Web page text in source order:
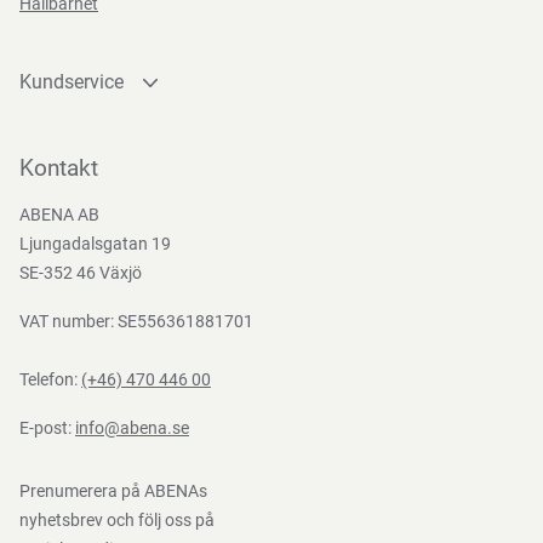
Kundservice
Bli kund
Nedladdningar
Kontakt
ABENA AB
Ljungadalsgatan 19
SE-352 46 Växjö
VAT number: SE556361881701
Telefon: (+46) 470 446 00
E-post: info@abena.se
Prenumerera på ABENAs
nyhetsbrev och följ oss på